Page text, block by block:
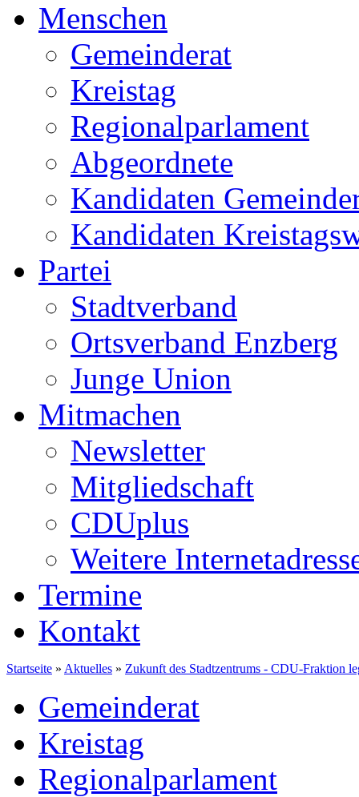
Menschen
Gemeinderat
Kreistag
Regionalparlament
Abgeordnete
Kandidaten
Kandidaten
Partei
Stadtverband
Ortsverband Enzberg
Junge Union
Mitmachen
Newsletter
Mitgliedschaft
CDUplus
Weitere
Termine
Kontakt
Startseite » Aktuelles » Zukunft des Stadtzentrums - CDU-Fraktion
Gemeinderat
Kreistag
Regionalparlament